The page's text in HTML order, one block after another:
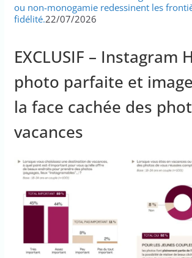
ou non-monogamie redessinent les
fidélité.22/07/2026
EXCLUSIF – Instagram
photo parfaite et
la face cachée des
vacances